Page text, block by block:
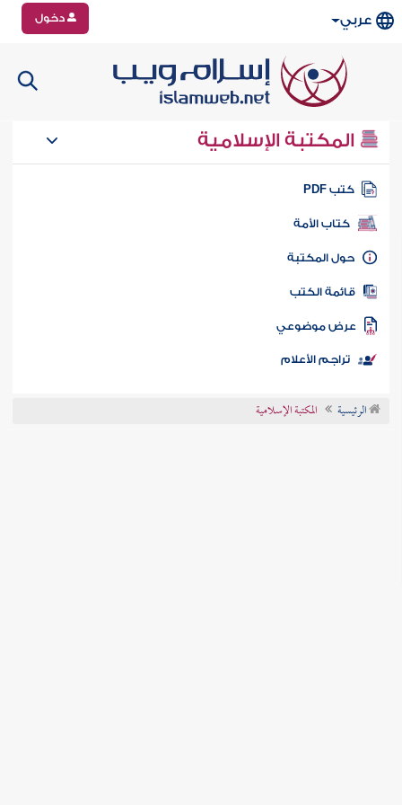
عربي دخول
المكتبة الإسلامية
كتب PDF
كتاب الأمة
المكتبة
الكتب
موضوعي
تراجم الأعلام
الرئيسية المكتبة الإسلامية